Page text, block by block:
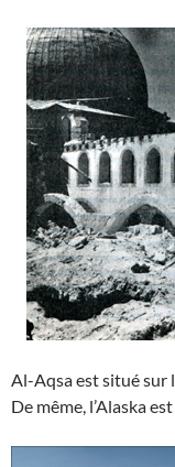
Al-Aqsa est situé sur
De même, l’Alaska